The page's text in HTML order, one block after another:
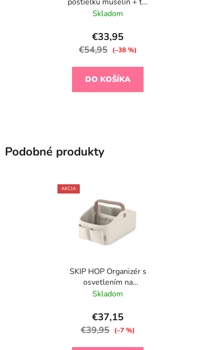
postieľku mušelín + tyl
Blue 240x300 cm
Skladom
€33,95
€54,95 (–38 %)
DO KOŠÍKA
Podobné produkty
AKCIA
SKIP HOP Organizér s
osvetlením na
hygienické potreby Oat
Skladom
€37,15
€39,95 (–7 %)